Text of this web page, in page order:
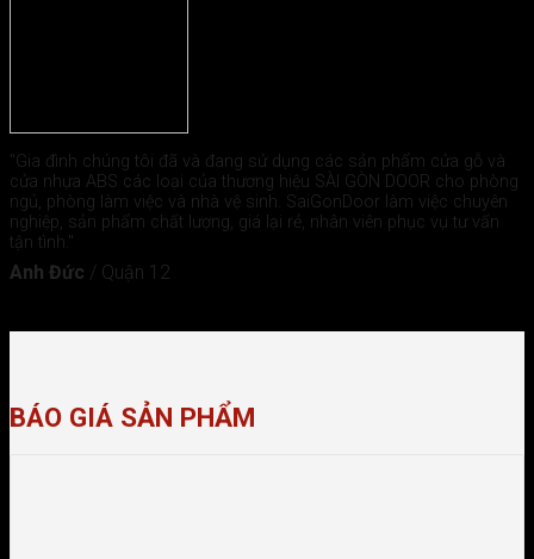
"Gia đình chúng tôi đã và đang sử dụng các sản phẩm cửa gỗ và
cửa nhựa ABS các loại của thương hiệu SÀI GÒN DOOR cho phòng
ngủ, phòng làm việc và nhà vệ sinh. SaiGonDoor làm việc chuyên
nghiệp, sản phẩm chất lượng, giá lại rẻ, nhân viên phục vụ tư vấn
tận tình."
Anh Đức / Quận 12
BÁO GIÁ SẢN PHẨM